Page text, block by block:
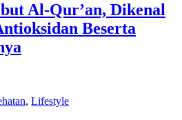
Al-Qur’an, Dikenal
Beserta
, Lifestyle